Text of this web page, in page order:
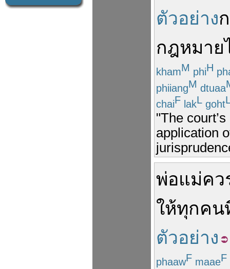
ตัวอย่าง
กฎหมาย
khamM phiH
phiiangM dtuaa
chaiF lakL goht
"The
application
พ่อแม่คว
ให้ทุกคน
ตัวอย่าง
phaawF maaeF